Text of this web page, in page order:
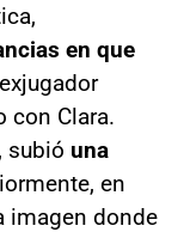
en que
con Clara.
subió una
en
imagen donde